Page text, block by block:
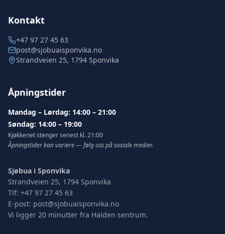
Kontakt
+47 97 27 45 63
post@sjobuaisponvika.no
Strandveien 25, 1794 Sponvika
Åpningstider
Mandag – Lørdag: 14:00 – 21:00
Søndag: 14:00 – 19:00
Kjøkkenet stenger senest kl. 21:00
Åpningstider kan variere — følg oss på sosiale medier.
Sjøbua i Sponvika
Strandveien 25, 1794 Sponvika
Tlf: +47 97 27 45 63
E-post: post@sjobuaisponvika.no
Vi ligger 20 minutter fra Halden sentrum.